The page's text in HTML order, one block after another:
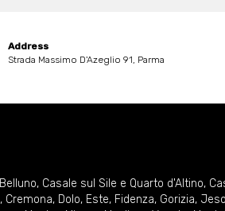
Address
Strada Massimo D'Azeglio 91, Parma
Belluno, Casale sul Sile e Quarto d'Altino,
, Cremona, Dolo, Este, Fidenza, Gorizia,